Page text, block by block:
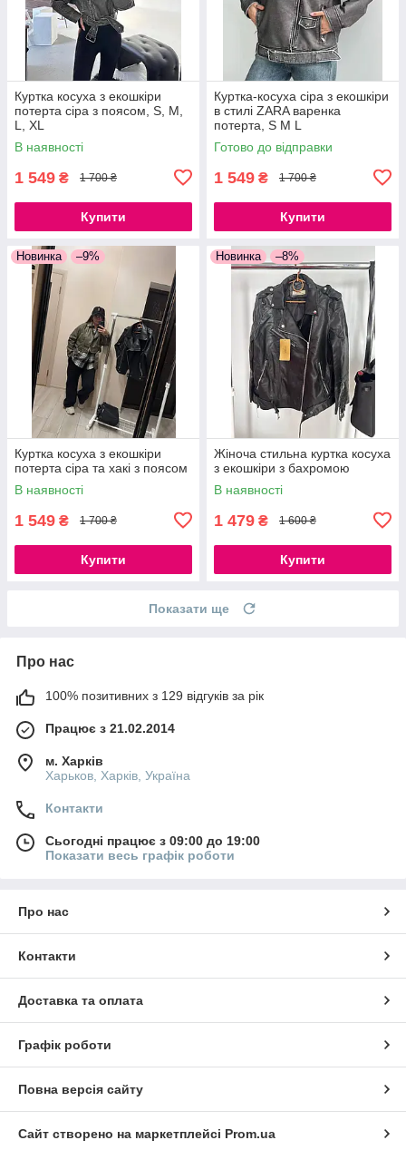
Куртка косуха з екошкіри
потерта сіра з поясом, S, M,
L, XL
В наявності
1 549 ₴ 1 700 ₴
Купити
Куртка-косуха сіра з екошкіри
в стилі ZARA варенка
потерта, S M L
Готово до відправки
1 549 ₴ 1 700 ₴
Купити
Новинка –9%
Куртка косуха з екошкіри
потерта сіра та хакі з поясом
В наявності
1 549 ₴ 1 700 ₴
Купити
Новинка –8%
Жіноча стильна куртка косуха
з екошкіри з бахромою
В наявності
1 479 ₴ 1 600 ₴
Купити
Показати ще
Про нас
100% позитивних з 129 відгуків за рік
Працює з 21.02.2014
м. Харків
Харьков, Харків, Україна
Контакти
Сьогодні працює з 09:00 до 19:00
Показати весь графік роботи
Про нас
Контакти
Доставка та оплата
Графік роботи
Повна версія сайту
Сайт створено на маркетплейсі Prom.ua